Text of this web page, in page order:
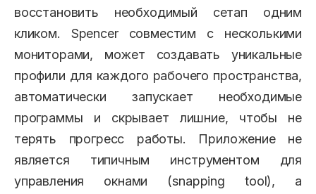
восстановить необходимый сетап одним
кликом. Spencer совместим с несколькими
мониторами, может создавать уникальные
профили для каждого рабочего пространства,
автоматически запускает необходимые
программы и скрывает лишние, чтобы не
терять прогресс работы. Приложение не
является типичным инструментом для
управления окнами (snapping tool), а